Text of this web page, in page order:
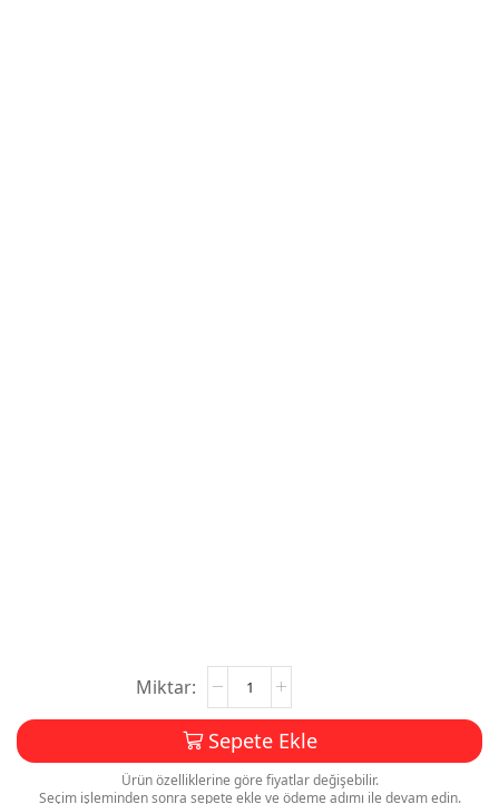
Kartvizit
Baskı
Mdl:V0170
adet
Sepete Ekle
Ürün özelliklerine göre fiyatlar değişebilir.
Seçim işleminden sonra sepete ekle ve ödeme adımı ile devam edin.